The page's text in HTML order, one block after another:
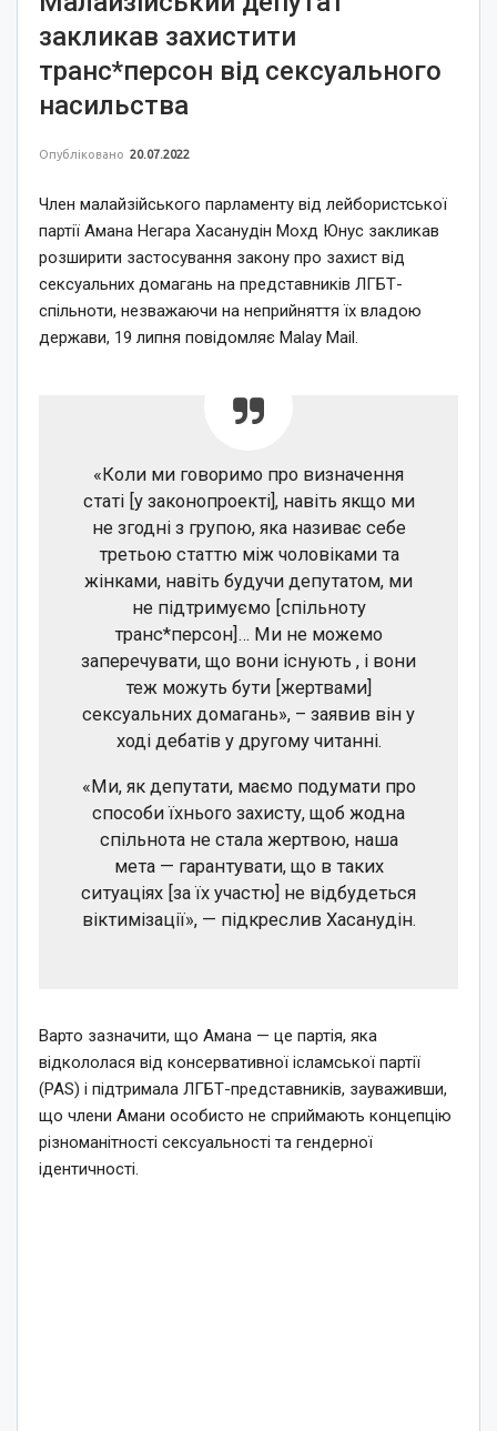
закликав захистити
транс*персон від сексуального
насильства
Опубліковано 20.07.2022
Член малайзійського парламенту від лейбористської
партії Амана Негара Хасанудін Мохд Юнус закликав
розширити застосування закону про захист від
сексуальних домагань на представників ЛГБТ-
спільноти, незважаючи на неприйняття їх владою
держави, 19 липня повідомляє Malay Mail.
«Коли ми говоримо про визначення
статі [у законопроекті], навіть якщо ми
не згодні з групою, яка називає себе
третьою статтю між чоловіками та
жінками, навіть будучи депутатом, ми
не підтримуємо [спільноту
транс*персон]… Ми не можемо
заперечувати, що вони існують , і вони
теж можуть бути [жертвами]
сексуальних домагань», – заявив він у
ході дебатів у другому читанні.
«Ми, як депутати, маємо подумати про
способи їхнього захисту, щоб жодна
спільнота не стала жертвою, наша
мета — гарантувати, що в таких
ситуаціях [за їх участю] не відбудеться
віктимізації», — підкреслив Хасанудін.
Варто зазначити, що Амана — це партія, яка
відкололася від консервативної ісламської партії
(PAS) і підтримала ЛГБТ-представників, зауваживши,
що члени Амани особисто не сприймають концепцію
різноманітності сексуальності та гендерної
ідентичності.